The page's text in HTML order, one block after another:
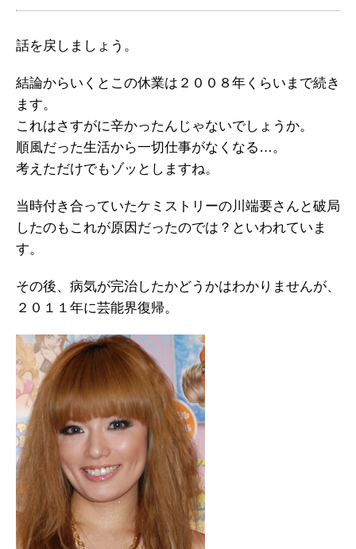
話を戻しましょう。
結論からいくとこの休業は２００８年くらいまで続き
ます。
これはさすがに辛かったんじゃないでしょうか。
順風だった生活から一切仕事がなくなる…。
考えただけでもゾッとしますね。
当時付き合っていたケミストリーの川端要さんと破局
したのもこれが原因だったのでは？といわれていま
す。
その後、病気が完治したかどうかはわかりませんが、
２０１１年に芸能界復帰。